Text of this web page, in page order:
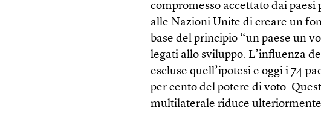
compromesso accettato dai
alle Nazioni Unite di creare un
base del principio “un paese un
legati allo sviluppo. L’influenza
escluse quell’ipotesi e oggi i 74
per cento del potere di voto.
multilaterale riduce ulteriormente